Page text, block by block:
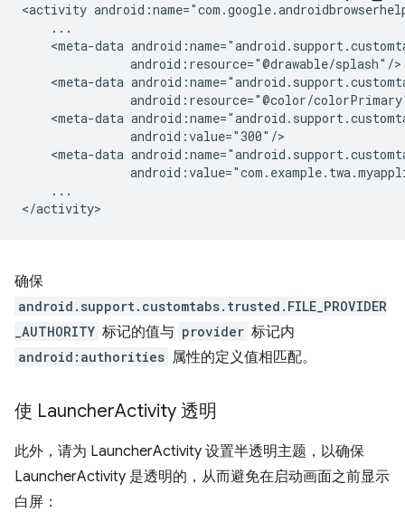
<activity
<meta-data
<meta-data
<meta-data
<meta-data
...
确保
android.support.customtabs.trusted.FILE_PROVIDER
_AUTHORITY 标记的值与 provider 标记内
android:authorities 属性的定义值相匹配。
使 LauncherActivity 透明
此外，请为 LauncherActivity 设置半透明主题，以确保
LauncherActivity 是透明的，从而避免在启动画面之前显示
白屏：